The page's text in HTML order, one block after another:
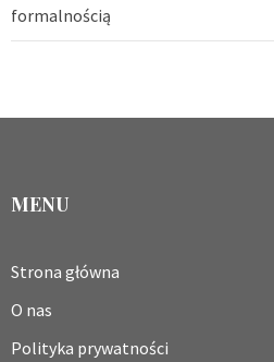
formalnością
MENU
Strona główna
O nas
Polityka prywatności